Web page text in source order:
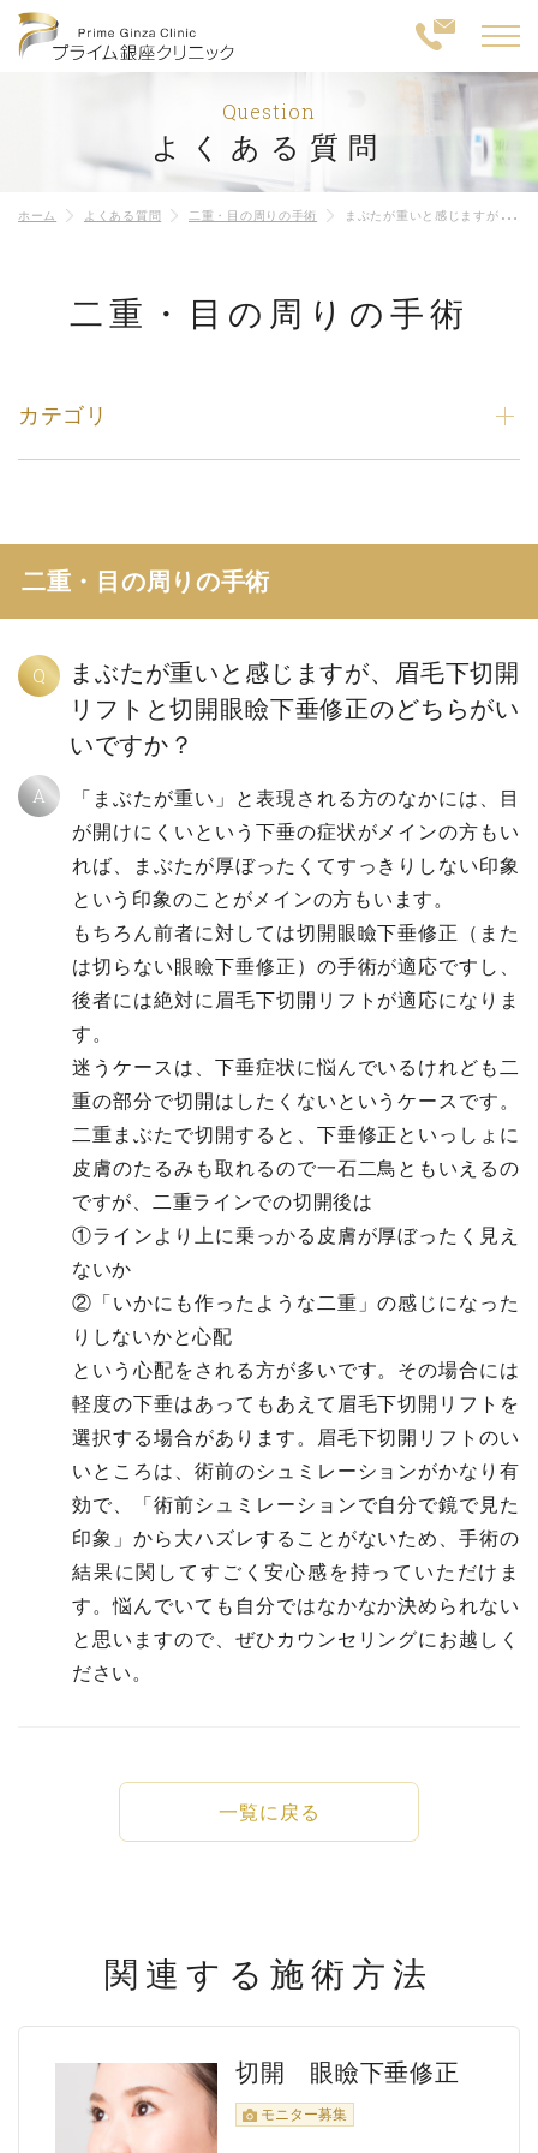
Question
よくある質問
ホーム よくある質問 二重・目の周りの手術 まぶたが重いと感じますが、眉毛下切開リフトと切開眼瞼下垂修正のどちらがいいですか？
二重・目の周りの手術
カテゴリ
二重・目の周りの手術
Q
まぶたが重いと感じますが、眉毛下切開
リフトと切開眼瞼下垂修正のどちらがい
いですか？
A
「まぶたが重い」と表現される方のなかには、目
が開けにくいという下垂の症状がメインの方もい
れば、まぶたが厚ぼったくてすっきりしない印象
という印象のことがメインの方もいます。
もちろん前者に対しては切開眼瞼下垂修正（また
は切らない眼瞼下垂修正）の手術が適応ですし、
後者には絶対に眉毛下切開リフトが適応になりま
す。
迷うケースは、下垂症状に悩んでいるけれども二
重の部分で切開はしたくないというケースです。
二重まぶたで切開すると、下垂修正といっしょに
皮膚のたるみも取れるので一石二鳥ともいえるの
ですが、二重ラインでの切開後は
①ラインより上に乗っかる皮膚が厚ぼったく見え
ないか
②「いかにも作ったような二重」の感じになった
りしないかと心配
という心配をされる方が多いです。その場合には
軽度の下垂はあってもあえて眉毛下切開リフトを
選択する場合があります。眉毛下切開リフトのい
いところは、術前のシュミレーションがかなり有
効で、「術前シュミレーションで自分で鏡で見た
印象」から大ハズレすることがないため、手術の
結果に関してすごく安心感を持っていただけま
す。悩んでいても自分ではなかなか決められない
と思いますので、ぜひカウンセリングにお越しく
ださい。
一覧に戻る
関連する施術方法
切開 眼瞼下垂修正
モニター募集